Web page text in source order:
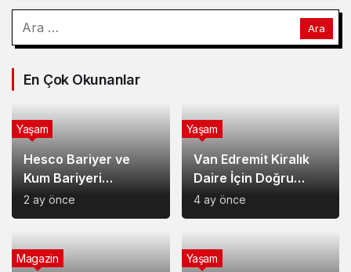
En Çok Okunanlar
Hesco Bariyer ve
Kum Bariyeri
Çözümlerinin
Sağladığı Avantajlar
2 ay önce
Yaşam
Van Edremit Kiralık
Daire İçin Doğru
Semt Nasıl Seçilir?
4 ay önce
Yaşam
Magazin Yaşam